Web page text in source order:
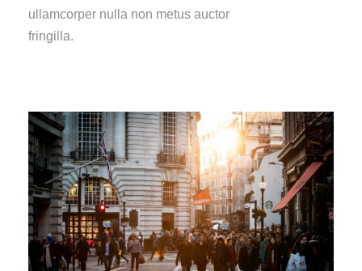
ullamcorper nulla non metus auctor
fringilla.